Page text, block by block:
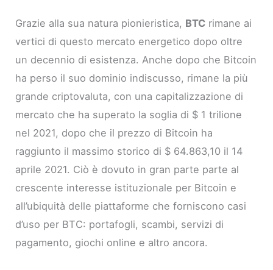
Grazie alla sua natura pionieristica, BTC rimane ai
vertici di questo mercato energetico dopo oltre
un decennio di esistenza. Anche dopo che Bitcoin
ha perso il suo dominio indiscusso, rimane la più
grande criptovaluta, con una capitalizzazione di
mercato che ha superato la soglia di $ 1 trilione
nel 2021, dopo che il prezzo di Bitcoin ha
raggiunto il massimo storico di $ 64.863,10 il 14
aprile 2021. Ciò è dovuto in gran parte parte al
crescente interesse istituzionale per Bitcoin e
all’ubiquità delle piattaforme che forniscono casi
d’uso per BTC: portafogli, scambi, servizi di
pagamento, giochi online e altro ancora.